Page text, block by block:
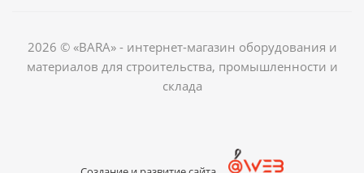
2026 © «BARA» - интернет-магазин оборудования и
материалов для строительства, промышленности и
склада